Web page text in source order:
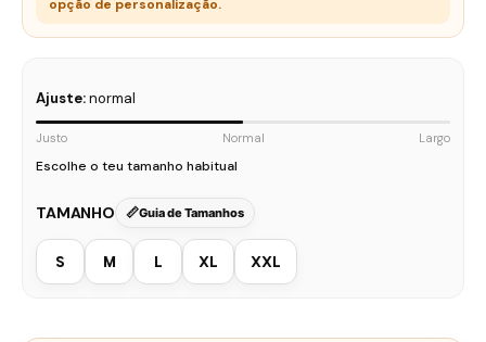
opção de personalização.
Ajuste:normal
Justo Normal Largo
Escolhe o teu tamanho habitual
TAMANHO Guia de Tamanhos
S M L XL XXL